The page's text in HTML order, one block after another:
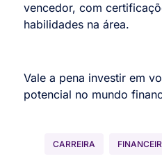
vencedor, com
habilidades na área.
Vale a pena investir em
potencial no mundo
CARREIRA